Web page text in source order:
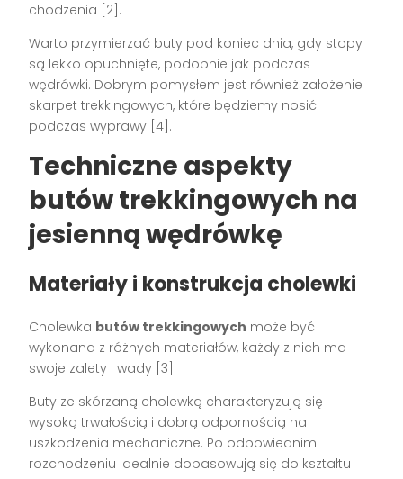
chodzenia [2].
Warto przymierzać buty pod koniec dnia, gdy stopy
są lekko opuchnięte, podobnie jak podczas
wędrówki. Dobrym pomysłem jest również założenie
skarpet trekkingowych, które będziemy nosić
podczas wyprawy [4].
Techniczne aspekty
butów trekkingowych na
jesienną wędrówkę
Materiały i konstrukcja cholewki
Cholewka butów trekkingowych może być
wykonana z różnych materiałów, każdy z nich ma
swoje zalety i wady [3].
Buty ze skórzaną cholewką charakteryzują się
wysoką trwałością i dobrą odpornością na
uszkodzenia mechaniczne. Po odpowiednim
rozchodzeniu idealnie dopasowują się do kształtu